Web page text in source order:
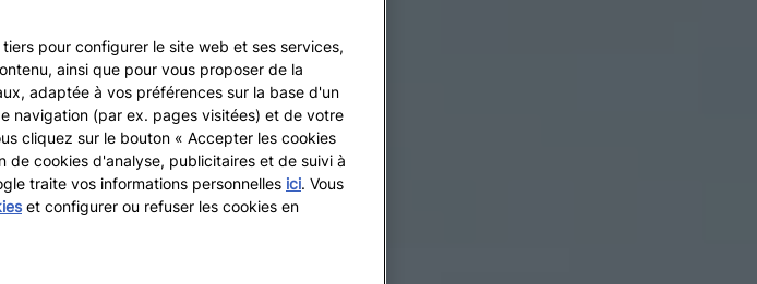
pour configurer le site web et ses services,
ainsi que pour vous proposer de la
adaptée à vos préférences sur la base d'un
navigation (par ex. pages visitées) et de votre
cliquez sur le bouton « Accepter les cookies
de cookies d'analyse, publicitaires et de suivi à
traite vos informations personnelles ici. Vous
et configurer ou refuser les cookies en